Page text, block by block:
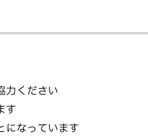
力ください
す
になっています